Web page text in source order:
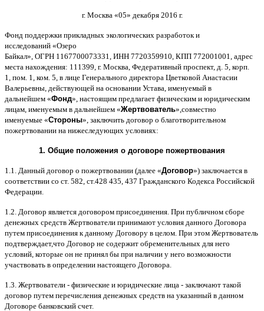
г. Москва «05» декабря 2016 г.
Фонд поддержки прикладных экологических разработок и
исследований «Озеро
Байкал», ОГРН 1167700073331, ИНН 7720359910, КПП 772001001, адрес
места нахождения: 111399, г. Москва Федеративный проспект, д . 5, корп
1, пом . 1, ком . 5, в лице Генерального директора Цветковой Анастасии
Валерьевны действующей на основании Устава именуемый в
дальнейшем «Фонд», настоящим предлагает физическим и юридическим
лицам именуемым в дальнейшем «Жертвователь», совместно
именуемые «Стороны», заключить договор o благотворительном
пожертвовании на нижеследующих условиях:
1. Общие положения o договоре пожертвования
1.1. Данный договор о пожертвовании (далее «Договор») заключается в
соответствии со ст. 582, ст.428 435, 437 Гражданского Кодекса Российской
Федерации
1.2. Договор является договором присоединения При публичном сборе
денежных средств Жертвователи принимают условия данного Договора
путем присоединения к данному Договору в целом При этом Жертвователь
подтверждает,что Договор не содержит обременительных для него
условий которые он не принял бы при наличии у него возможности
участвовать в определении настоящего Договора
1.3. Жертвователи - физические и юридические лица - заключают такой
договор путем перечисления денежных средств на указанный в данном
Договоре банковский счет.